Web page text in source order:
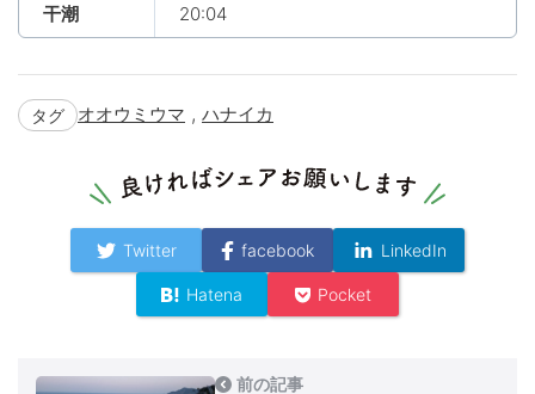
干潮 20:04
タグ オオウミウマ , ハナイカ
Twitter facebook LinkedIn
Hatena Pocket
前の記事